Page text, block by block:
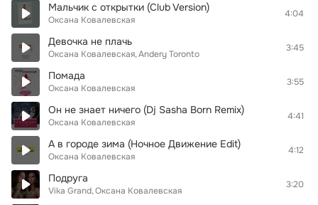
Мальчик с открытки (Club Version)
Оксана Ковалевская
4:04
Девочка не плачь
Оксана Ковалевская Andery Toronto
3:45
Помада
Оксана Ковалевская
3:55
Он не знает ничего (Dj Sasha Born Remix)
Оксана Ковалевская
4:41
А в городе зима (Ночное Движение Edit)
Оксана Ковалевская
4:12
Подруга
Vika Grand Оксана Ковалевская
3:20